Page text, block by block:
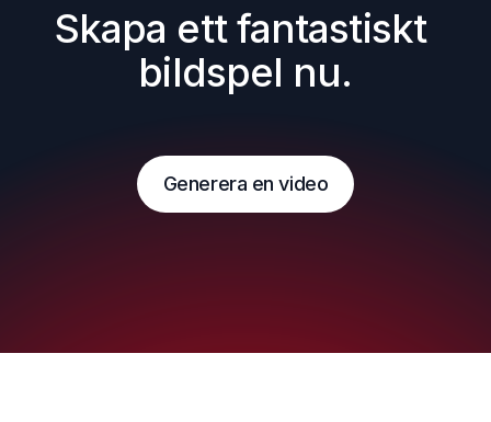
Skapa ett fantastiskt
bildspel nu.
Generera en video